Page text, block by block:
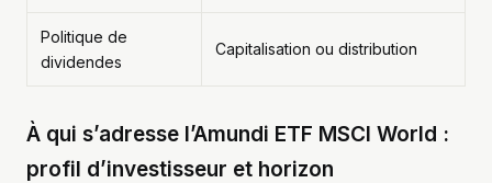
Politique de
dividendes
Capitalisation ou distribution
À qui s’adresse l’Amundi ETF MSCI World :
profil d’investisseur et horizon